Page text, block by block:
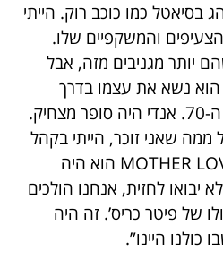
בסיאטל כמו כוכב רוק. הייתי
והמשקפיים שלו.
יותר מגניבים מזה, אבל
נשא את עצמו בדרך
המפוארת הזו של שנות ה-70. אנדי היה סופר מצחיק.
ממה שאני זוכר, הייתי בקהל
בהופעות של MOTHER LOVE BONE הוא היה
יבואו לחזית, אנחנו הולכים
של פיטר כריס’. זה היה
היינו”.